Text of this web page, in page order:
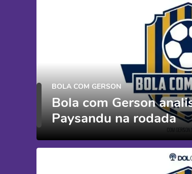
BOLA COM GERSON
Bola com Gerson
Paysandu na rodada